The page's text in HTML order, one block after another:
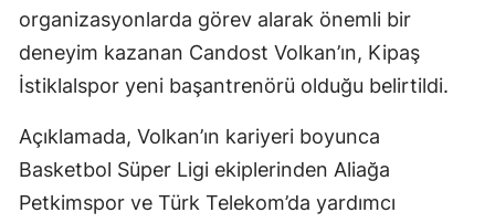
organizasyonlarda görev alarak önemli bir
deneyim kazanan Candost Volkan’ın, Kipaş
İstiklalspor yeni başantrenörü olduğu belirtildi.
Açıklamada, Volkan’ın kariyeri boyunca
Basketbol Süper Ligi ekiplerinden Aliağa
Petkimspor ve Türk Telekom’da yardımcı